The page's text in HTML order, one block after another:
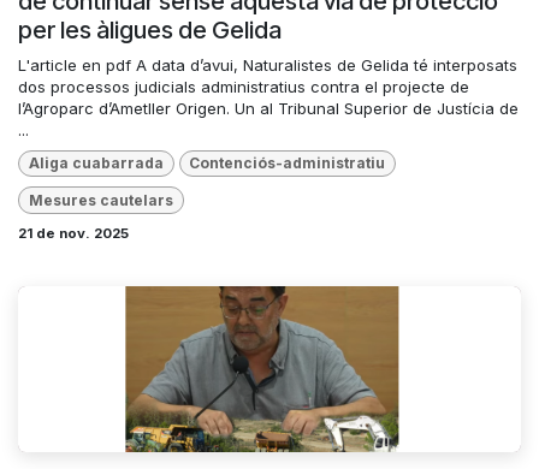
per les àligues de Gelida
L'article en pdf A data d’avui, Naturalistes de Gelida té interposats
dos processos judicials administratius contra el projecte de
l’Agroparc d’Ametller Origen. Un al Tribunal Superior de Justícia de
...
Aliga cuabarrada Contenciós-administratiu
Mesures cautelars
21 de nov. 2025